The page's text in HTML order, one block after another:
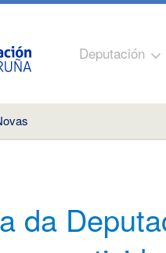
Deputación
da